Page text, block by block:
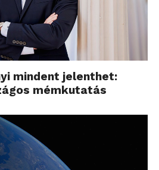
mindent jelenthet:
mémkutatás